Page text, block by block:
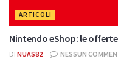
ARTICOLI
Nintendo eShop: le
DI NUAS82 NESSUN